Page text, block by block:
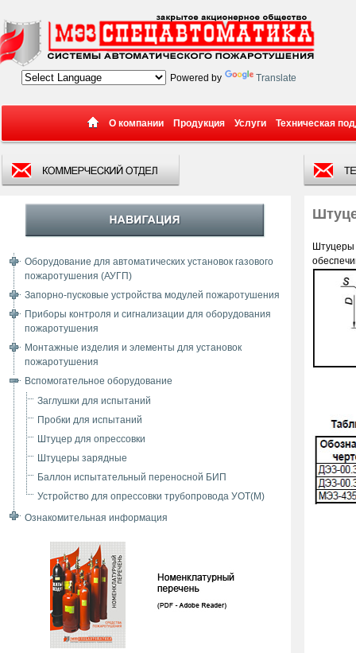
Powered by Translate
О компании Продукция Услуги Техническая
Оборудование для автоматических установок газового
пожаротушения (АУГП)
Запорно-пусковые устройства модулей пожаротушения
Приборы контроля и сигнализации для оборудования
пожаротушения
Монтажные изделия и элементы для установок
пожаротушения
Вспомогательное оборудование
Заглушки для испытаний
Пробки для испытаний
Штуцер для опрессовки
Штуцеры зарядные
Баллон испытательный переносной БИП
Устройство для опрессовки трубопровода УОТ(М)
Ознакомительная информация
Штуцеры